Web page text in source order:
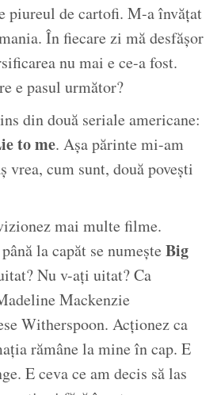
piureul de cartofi. M-a învățat
În fiecare zi mă desfășor
nu mai e ce-a fost.
e pasul următor?
din două seriale americane:
to me. Așa părinte mi-am
vrea, cum sunt, două povești
mai multe filme.
la capăt se numește Big
Nu v-ați uitat? Ca
Mackenzie
Witherspoon. Acționez ca
rămâne la mine în cap. E
E ceva ce am decis să las